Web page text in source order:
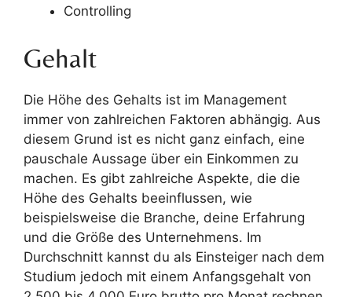
Controlling
Gehalt
Die Höhe des Gehalts ist im Management
immer von zahlreichen Faktoren abhängig. Aus
diesem Grund ist es nicht ganz einfach, eine
pauschale Aussage über ein Einkommen zu
machen. Es gibt zahlreiche Aspekte, die die
Höhe des Gehalts beeinflussen, wie
beispielsweise die Branche, deine Erfahrung
und die Größe des Unternehmens. Im
Durchschnitt kannst du als Einsteiger nach dem
Studium jedoch mit einem Anfangsgehalt von